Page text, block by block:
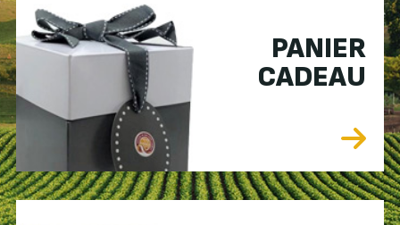
PANIER
CADEAU